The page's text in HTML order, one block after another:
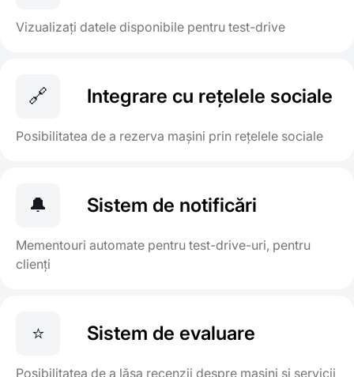
Vizualizați datele disponibile pentru test-drive
🔗 Integrare cu rețelele sociale
Posibilitatea de a rezerva mașini prin rețelele sociale
🔔 Sistem de notificări
Mementouri automate pentru test-drive-uri, pentru
clienți
⭐ Sistem de evaluare
Posibilitatea de a lăsa recenzii despre mașini și servicii